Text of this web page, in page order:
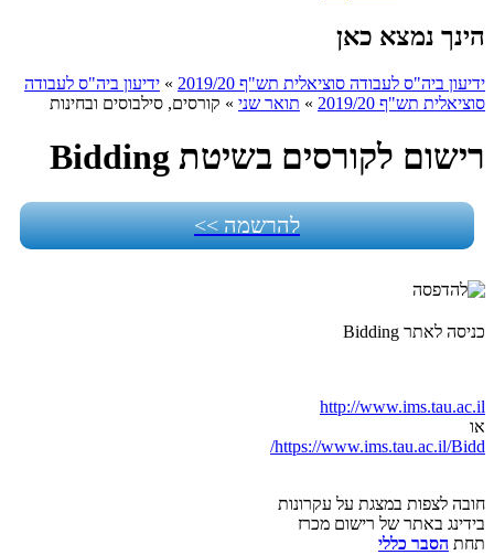
הינך נמצא כאן
ידיעון ביה"ס לעבודה סוציאלית תש"ף 2019/20 » ידיעון ביה"ס לעבודה
סוציאלית תש"ף 2019/20
» תואר שני » קורסים, סילבוסים ובחינות
רישום לקורסים בשיטת Bidding
להרשמה >>
כניסה לאתר Bidding
http://www.ims.tau.ac.il
או
https://www.ims.tau.ac.il/Bidd/
חובה לצפות במצגת על עקרונות
בידינג באתר של רישום מכרז
תחת הסבר כללי